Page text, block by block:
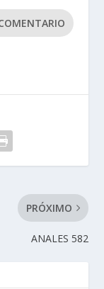
PRÓXIMO
ANALES 582